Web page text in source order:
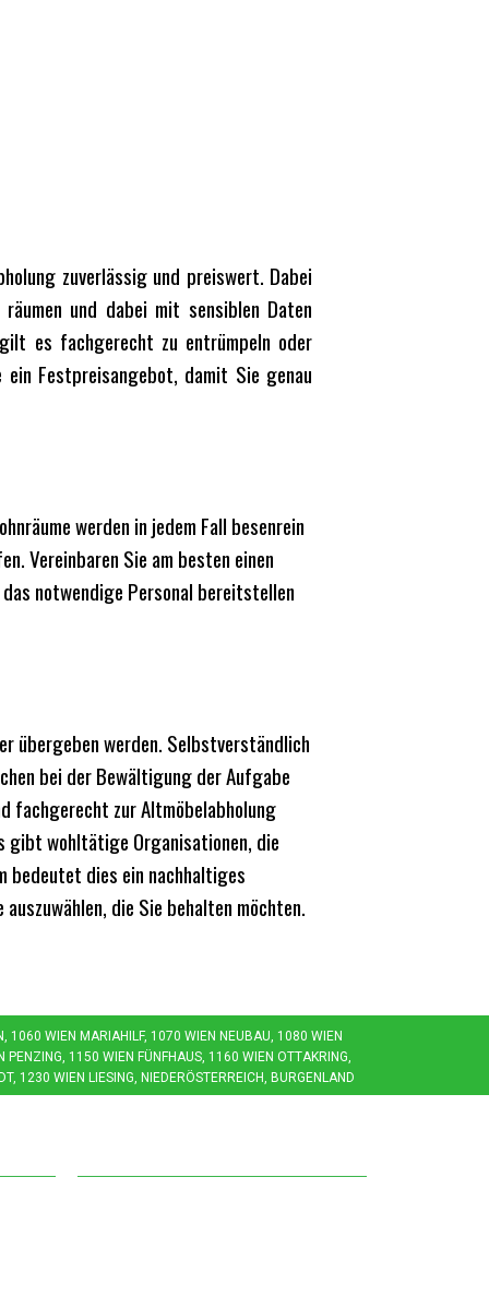
zuverlässig und preiswert. Dabei
und dabei mit sensiblen Daten
es fachgerecht zu entrümpeln oder
Festpreisangebot, damit Sie genau
werden in jedem Fall besenrein
Vereinbaren Sie am besten einen
notwendige Personal bereitstellen
übergeben werden. Selbstverständlich
bei der Bewältigung der Aufgabe
fachgerecht zur Altmöbelabholung
gibt wohltätige Organisationen, die
bedeutet dies ein nachhaltiges
die Sie behalten möchten.
WIEN MARIAHILF, 1070 WIEN NEUBAU, 1080 WIEN J
1150 WIEN FÜNFHAUS, 1160 WIEN OTTAKRING, 1
WIEN LIESING, NIEDERÖSTERREICH, BURGENLAND